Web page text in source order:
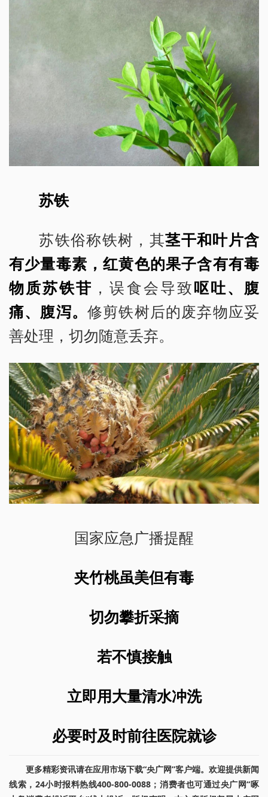
苏铁
苏铁俗称铁树，其茎干和叶片含
有少量毒素，红黄色的果子含有有毒
物质苏铁苷 ，误食会导致呕吐、腹
痛、腹泻。 修剪铁树后的废弃物应妥
善处理，切勿随意丢弃。
国家应急广播提醒
夹竹桃虽美但有毒
切勿攀折采摘
若不慎接触
立即用大量清水冲洗
必要时及时前往医院就诊
更多精彩资讯请在应用市场下载“央广网”客户端。欢迎提供新闻
线索，24小时报料热线400-800-0088；消费者也可通过央广网“啄